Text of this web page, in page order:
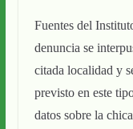
Fuentes del
denuncia se
citada localidad y
previsto en este
datos sobre la